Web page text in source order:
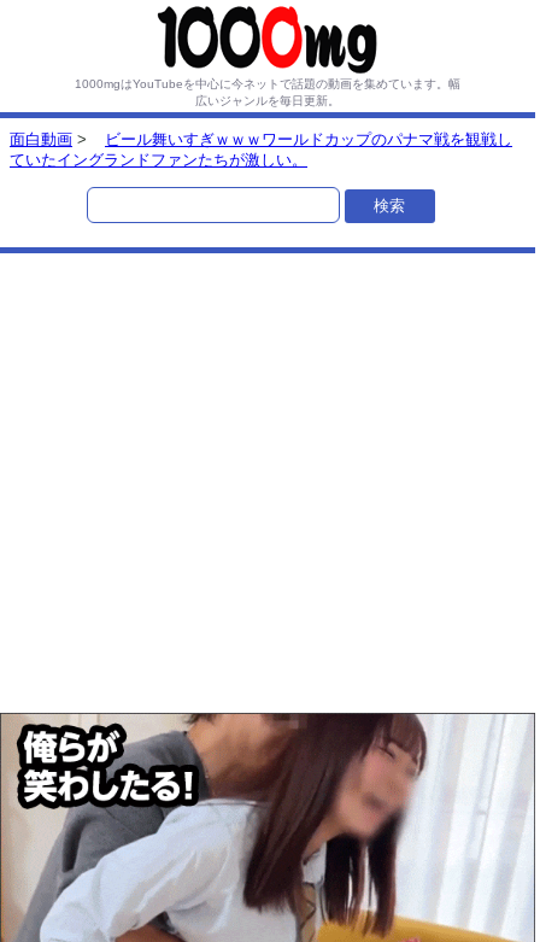
1000mgはYouTubeを中心に今ネットで話題の動画を集めています。 幅
広いジャンルを毎日更新。
面白動画 >
ビール舞いすぎｗｗｗワールドカップのパナマ戦を観戦し
ていたイングランドファンたちが激しい。